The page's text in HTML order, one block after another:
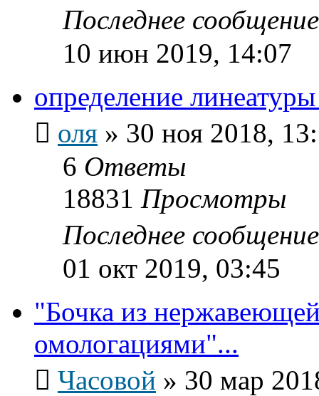
Последнее
10 июн 2019, 14:07
определение линеатуры
оля » 30 ноя 2018,
6 Ответы
18831 Просмотры
Последнее
01 окт 2019, 03:45
"Бочка из
омологациями"...
Часовой » 30 мар